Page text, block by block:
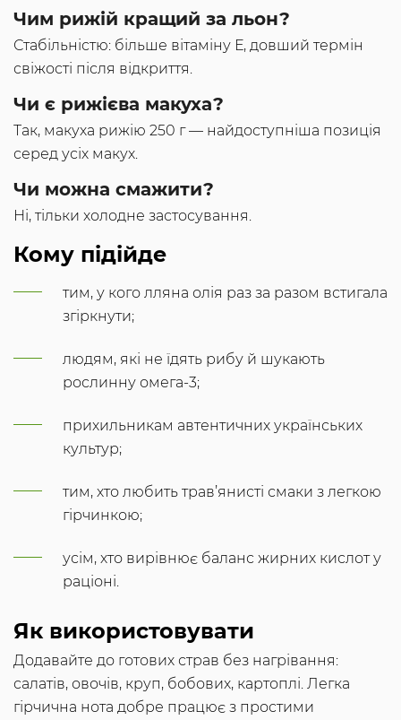
Чим рижій кращий за льон?
Стабільністю: більше вітаміну Е, довший термін
свіжості після відкриття.
Чи є рижієва макуха?
Так, макуха рижію 250 г — найдоступніша позиція
серед усіх макух.
Чи можна смажити?
Ні, тільки холодне застосування.
Кому підійде
тим, у кого лляна олія раз за разом встигала
згіркнути;
людям, які не їдять рибу й шукають
рослинну омега-3;
прихильникам автентичних українських
культур;
тим, хто любить трав’янисті смаки з легкою
гірчинкою;
усім, хто вирівнює баланс жирних кислот у
раціоні.
Як використовувати
Додавайте до готових страв без нагрівання:
салатів, овочів, круп, бобових, картоплі. Легка
гірчична нота добре працює з простими